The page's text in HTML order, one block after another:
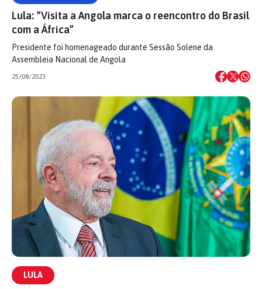
Lula: “Visita a Angola marca o reencontro do Brasil
com a África”
Presidente foi homenageado durante Sessão Solene da
Assembleia Nacional de Angola
25/08/2023
LULA